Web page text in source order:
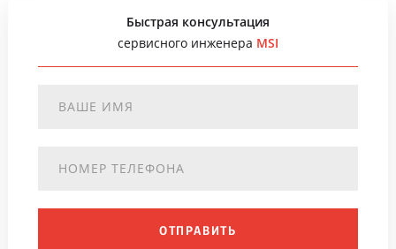
Быстрая консультация
сервисного инженера MSI
ОТПРАВИТЬ